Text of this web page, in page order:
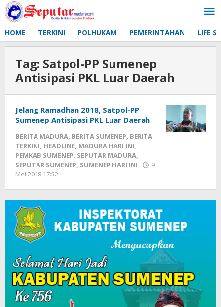
Lewati
ke
HOME TERKINI POLHUKAM PEMERINTAHAN LIFE
Tag: Satpol-PP Sumenep
Antisipasi PKL Luar Daerah
Jelang Ramadhan 2018, Satpol-PP
Sumenep Antisipasi PKL Luar Daerah
BERITA MADURA, BERITA SUMENEP, BERITA
TERKINI, HEADLINE, MADURA HARI INI,
PEMKAB SUMENEP, SEPUTAR MADURA,
SEPUTAR SUMENEP, SUMENEP HARI INI
9
Mei 2018 17:52